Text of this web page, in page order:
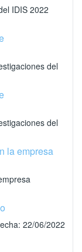
IDIS 2022
del
del
la empresa
22/06/2022